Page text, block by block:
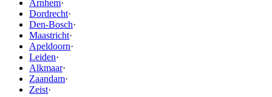
Arnhem·
Dordrecht·
Den-Bosch·
Maastricht·
Apeldoorn·
Leiden·
Alkmaar·
Zaandam·
Zeist·